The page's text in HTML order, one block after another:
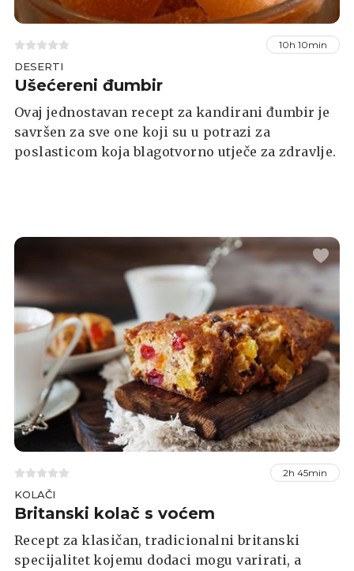
10h 10min
DESERTI
Ušećereni đumbir
Ovaj jednostavan recept za kandirani đumbir je
savršen za sve one koji su u potrazi za
poslasticom koja blagotvorno utječe za zdravlje.
2h 45min
KOLAČI
Britanski kolač s voćem
Recept za klasičan, tradicionalni britanski
specijalitet kojemu dodaci mogu varirati, a